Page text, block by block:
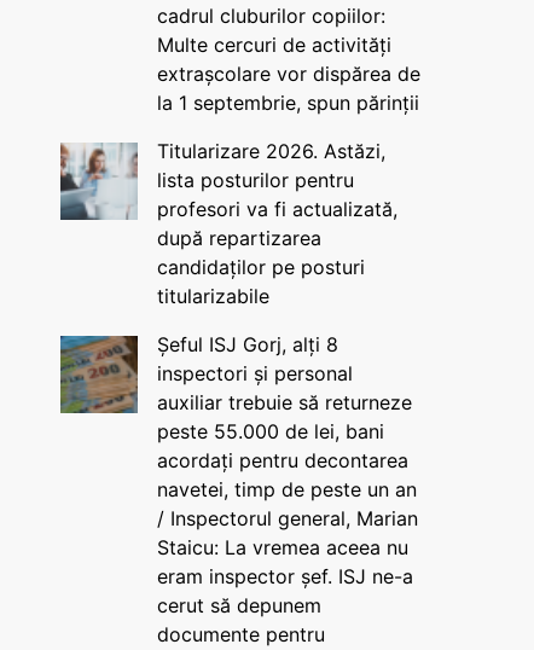
cadrul cluburilor copiilor:
Multe cercuri de activități
extrașcolare vor dispărea de
la 1 septembrie, spun părinții
Titularizare 2026. Astăzi,
lista posturilor pentru
profesori va fi actualizată,
după repartizarea
candidaților pe posturi
titularizabile
Șeful ISJ Gorj, alți 8
inspectori și personal
auxiliar trebuie să returneze
peste 55.000 de lei, bani
acordați pentru decontarea
navetei, timp de peste un an
/ Inspectorul general, Marian
Staicu: La vremea aceea nu
eram inspector șef. ISJ ne-a
cerut să depunem
documente pentru